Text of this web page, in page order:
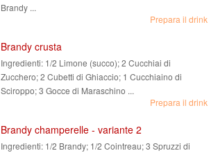
Brandy ...
Prepara il drink
Brandy crusta
Ingredienti: 1/2 Limone (succo); 2 Cucchiai di
Zucchero; 2 Cubetti di Ghiaccio; 1 Cucchiaino di
Sciroppo; 3 Gocce di Maraschino ...
Prepara il drink
Brandy champerelle - variante 2
Ingredienti: 1/2 Brandy; 1/2 Cointreau; 3 Spruzzi di